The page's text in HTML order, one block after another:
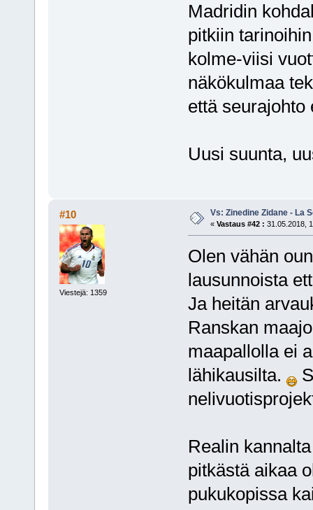
Madridin
pitkiin
kolme-viisi
näkökulmaa
että seurajohto
Uusi suunta,
#10
Viestejä: 1359
Vs: Zinedine Zidane - La
« Vastaus #42 : 31.05.2018,
Olen vähän
lausunnoista
Ja heitän
Ranskan
maapallolla ei
lähikausilta.
Realin
pitkästä aikaa
pukukopissa